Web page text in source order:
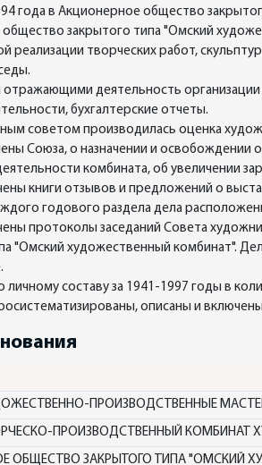
года в Акционерное общество
закрытого типа "Омский
реализации творческих работ,
деятельность организации
бухгалтерские отчеты.
советом производилась оценка
Союза, о назначении и
комбината, об увеличении
книги отзывов и предложений о
годового раздела дела
протоколы заседаний Совета
"Омский художественный комбинат".
составу за 1941-1997 годы в
описаны и
ПРОИЗВОДСТВЕННЫЕ
ПРОИЗВОДСТВЕННЫЙ КОМБИНАТ
ОБЩЕСТВО ЗАКРЫТОГО ТИПА "ОМСКИЙ